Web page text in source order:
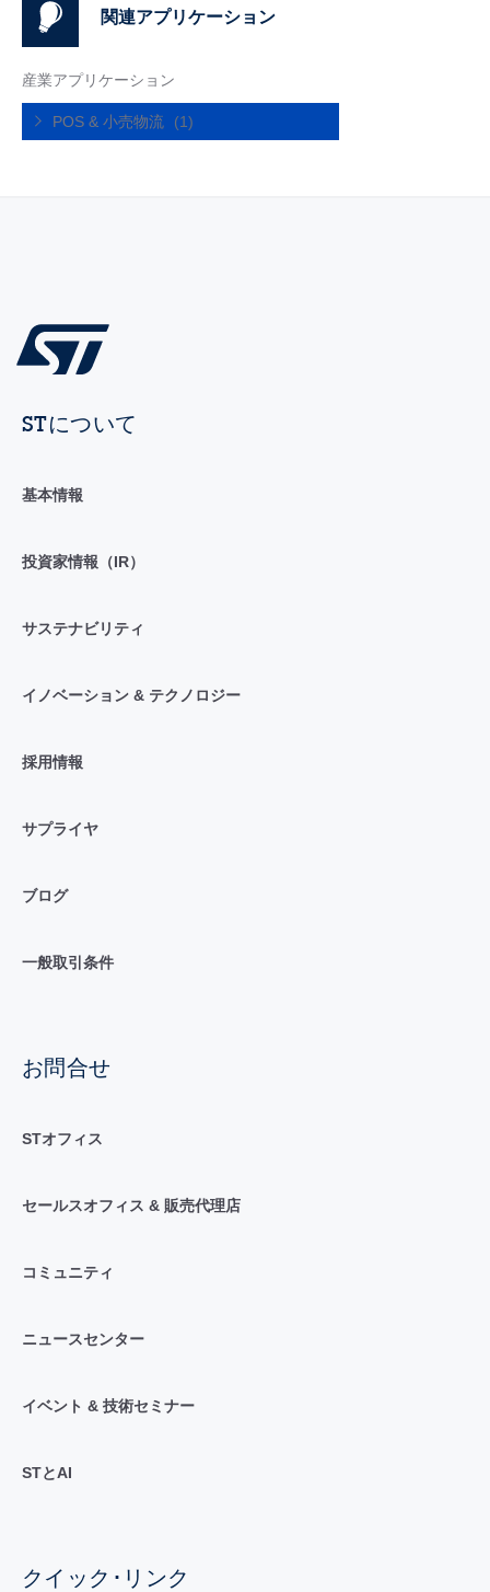
関連アプリケーション
産業アプリケーション
POS & 小売物流 (1)
STについて
基本情報
投資家情報（IR）
サステナビリティ
イノベーション & テクノロジー
採用情報
サプライヤ
ブログ
一般取引条件
お問合せ
STオフィス
セールスオフィス & 販売代理店
コミュニティ
ニュースセンター
イベント & 技術セミナー
STとAI
クイック･リンク